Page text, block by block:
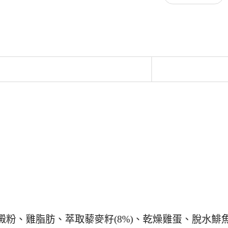
、雞脂肪、萃取藜麥籽(8%)、乾燥雞蛋、脫水鯡